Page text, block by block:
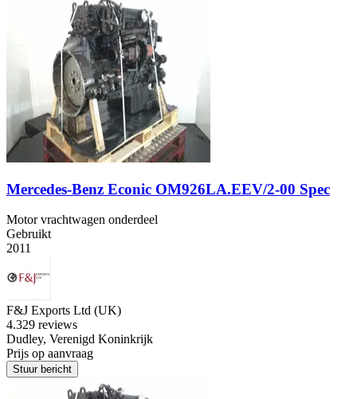
Mercedes-Benz Econic OM926LA.EEV/2-00 Spec
Motor vrachtwagen onderdeel
Gebruikt
2011
F&J Exports Ltd (UK)
4.329 reviews
Dudley, Verenigd Koninkrijk
Prijs op aanvraag
Stuur bericht